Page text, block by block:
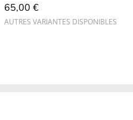
65,00 €
AUTRES VARIANTES DISPONIBLES